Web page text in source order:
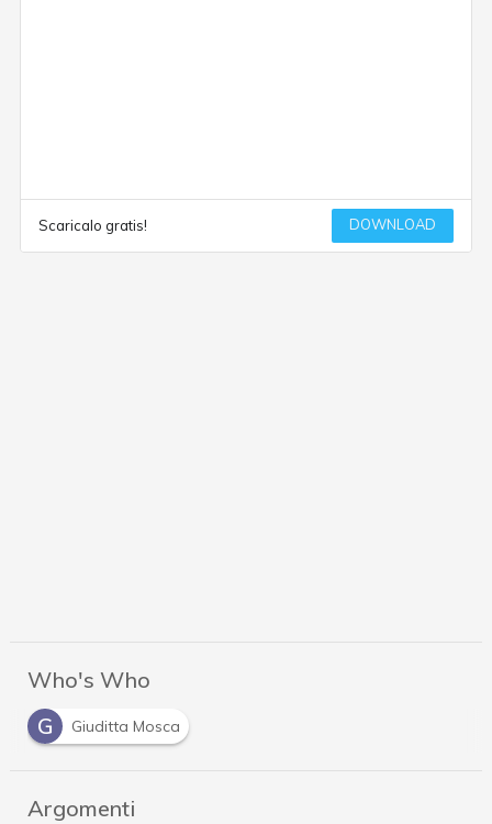
Scaricalo gratis! DOWNLOAD
Who's Who
G
Giuditta Mosca
Argomenti